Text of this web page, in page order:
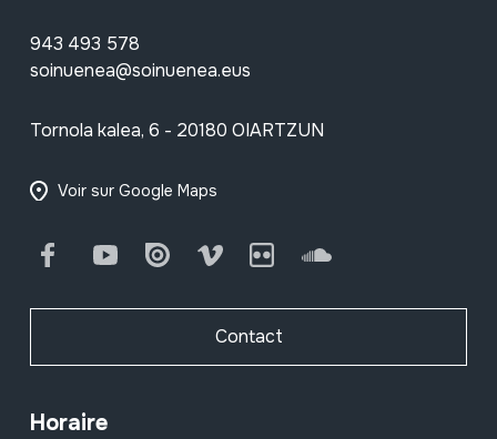
943 493 578
soinuenea@soinuenea.eus
Tornola kalea, 6 - 20180 OIARTZUN
Voir sur Google Maps
FacebookYoutube Issuu Vimeo Flickr SoundCloud
Contact
Horaire